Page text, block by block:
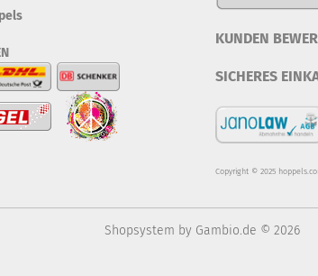
KUNDEN
SICHERES
Copyright © 2025
Shopsystem by Gambio.de © 2026